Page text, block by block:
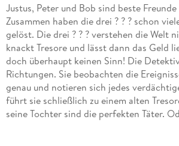
Justus, Peter und Bob sind beste
Zusammen haben die drei ? ? ? schon
gelöst. Die drei ? ? ? verstehen die Welt
knackt Tresore und lässt dann das Geld
doch überhaupt keinen Sinn! Die
Richtungen. Sie beobachten die
genau und notieren sich jedes
führt sie schließlich zu einem alten
seine Tochter sind die perfekten Täter.